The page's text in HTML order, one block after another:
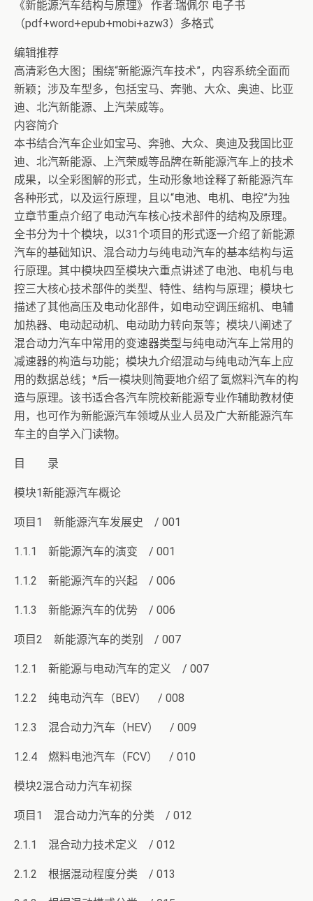
《新能源汽车结构与原理》 作者:瑞佩尔 电子书
（pdf+word+epub+mobi+azw3）多格式
编辑推荐
高清彩色大图；围绕“新能源汽车技术”，内容系统全面而
新颖；涉及车型多，包括宝马、奔驰、大众、奥迪、比亚
迪、北汽新能源、上汽荣威等。
内容简介
本书结合汽车企业如宝马、奔驰、大众、奥迪及我国比亚
迪、北汽新能源、上汽荣威等品牌在新能源汽车上的技术
成果，以全彩图解的形式，生动形象地诠释了新能源汽车
各种形式，以及运行原理，且以“电池、电机、电控”为独
立章节重点介绍了电动汽车核心技术部件的结构及原理。
全书分为十个模块，以31个项目的形式逐一介绍了新能源
汽车的基础知识、混合动力与纯电动汽车的基本结构与运
行原理。其中模块四至模块六重点讲述了电池、电机与电
控三大核心技术部件的类型、特性、结构与原理；模块七
描述了其他高压及电动化部件，如电动空调压缩机、电辅
加热器、电动起动机、电动助力转向泵等；模块八阐述了
混合动力汽车中常用的变速器类型与纯电动汽车上常用的
减速器的构造与功能；模块九介绍混动与纯电动汽车上应
用的数据总线；*后一模块则简要地介绍了氢燃料汽车的构
造与原理。该书适合各汽车院校新能源专业作辅助教材使
用，也可作为新能源汽车领域从业人员及广大新能源汽车
车主的自学入门读物。
目 录
模块1新能源汽车概论
项目1 新能源汽车发展史 / 001
1.1.1 新能源汽车的演变 / 001
1.1.2 新能源汽车的兴起 / 006
1.1.3 新能源汽车的优势 / 006
项目2 新能源汽车的类别 / 007
1.2.1 新能源与电动汽车的定义 / 007
1.2.2 纯电动汽车（BEV） / 008
1.2.3 混合动力汽车（HEV） / 009
1.2.4 燃料电池汽车（FCV） / 010
模块2混合动力汽车初探
项目1 混合动力汽车的分类 / 012
2.1.1 混合动力技术定义 / 012
2.1.2 根据混动程度分类 / 013